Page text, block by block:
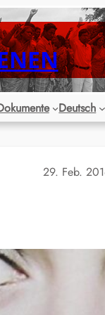
Deutsch
29. Feb.